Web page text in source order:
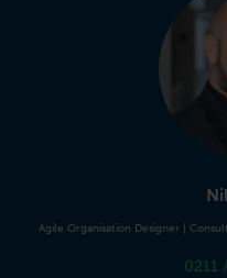
Agile Organisation Designer |
0211